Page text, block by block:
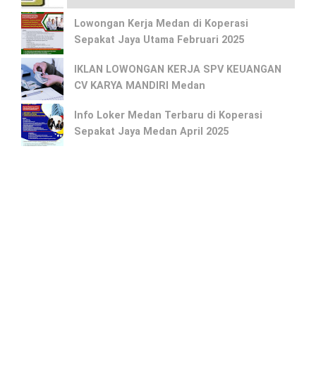
Lowongan Kerja Medan di Koperasi
Sepakat Jaya Utama Februari 2025
IKLAN LOWONGAN KERJA SPV KEUANGAN
CV KARYA MANDIRI Medan
Info Loker Medan Terbaru di Koperasi
Sepakat Jaya Medan April 2025